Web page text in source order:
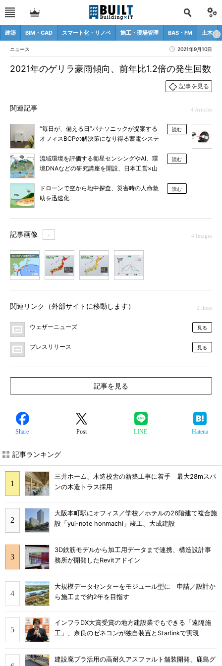
建築 BIM・CAD スマート化・リノベ 施工・現場管理 BAS・FM 土木
ニュース 2021年9月10日
2021年のゲリラ豪雨傾向、前年比1.2倍の発生回数
記事を見る
関連記事 4 Articles
“毎日が、備える日”パナソニックが提案する
オフィスBCPの解決策になり得る蓄電システ
読む
流域環境を評価する衛星センシングやAI、環
境DNAなどの研究講座を開設、日本工営×山
読む
ドローンで空から地中探査、災害時の人命救
助を迅速化
読む
記事画像 ＋ 4 Images
関連リンク（外部サイトに移動します） 2 links
ウェザーニューズ 見る
プレスリリース 見る
記事を見る
Share Post LINE Hatena
記事ランキング
三井ホーム、木造校舎の新築工事に着手 最大28mスパ
ンの木造トラス採用
大阪本町駅にオフィス／学校／ホテルの26階建て複合施
設「yui-note honmachi」竣工、大成建設
3D鉄筋モデルから加工用データまで連携、構造設計事
務所が開発したRevitアドイン
大規模データセンターをモジュール型に 申請／設計か
ら施工まで約2年を目指す
インフラDX大賞受賞の地方建設業でもできる「遠隔施
工」、奈良のゼネコンが独自装置とStarlinkで実現
建設廃プラ活用の高耐久アスファルト舗装開発、鹿島グ